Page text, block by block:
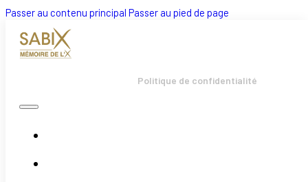
Passer au contenu principal Passer au pied de page
Politique de confidentialité